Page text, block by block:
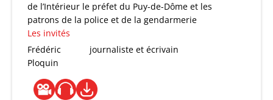
de l’Intérieur le préfet du Puy-de-Dôme et les
patrons de la police et de la gendarmerie
Les invités
Frédéric
Ploquin
journaliste et écrivain